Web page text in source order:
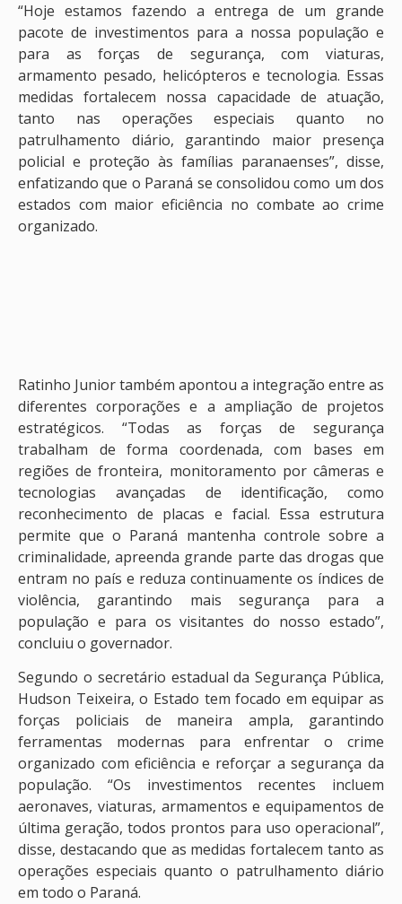
“Hoje estamos fazendo a entrega de um grande
pacote de investimentos para a nossa população e
para as forças de segurança, com viaturas,
armamento pesado, helicópteros e tecnologia. Essas
medidas fortalecem nossa capacidade de atuação,
tanto nas operações especiais quanto no
patrulhamento diário, garantindo maior presença
policial e proteção às famílias paranaenses”, disse,
enfatizando que o Paraná se consolidou como um dos
estados com maior eficiência no combate ao crime
organizado.
Ratinho Junior também apontou a integração entre as
diferentes corporações e a ampliação de projetos
estratégicos. “Todas as forças de segurança
trabalham de forma coordenada, com bases em
regiões de fronteira, monitoramento por câmeras e
tecnologias avançadas de identificação, como
reconhecimento de placas e facial. Essa estrutura
permite que o Paraná mantenha controle sobre a
criminalidade, apreenda grande parte das drogas que
entram no país e reduza continuamente os índices de
violência, garantindo mais segurança para a
população e para os visitantes do nosso estado”,
concluiu o governador.
Segundo o secretário estadual da Segurança Pública,
Hudson Teixeira, o Estado tem focado em equipar as
forças policiais de maneira ampla, garantindo
ferramentas modernas para enfrentar o crime
organizado com eficiência e reforçar a segurança da
população. “Os investimentos recentes incluem
aeronaves, viaturas, armamentos e equipamentos de
última geração, todos prontos para uso operacional”,
disse, destacando que as medidas fortalecem tanto as
operações especiais quanto o patrulhamento diário
em todo o Paraná.